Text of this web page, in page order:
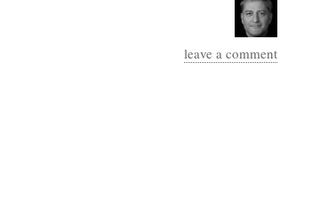
leave a comment